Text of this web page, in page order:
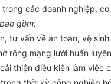
các doanh nghiệp,
gồm:
tư vấn về an toàn, vệ
mạng lưới huấn
thiện điều kiện làm